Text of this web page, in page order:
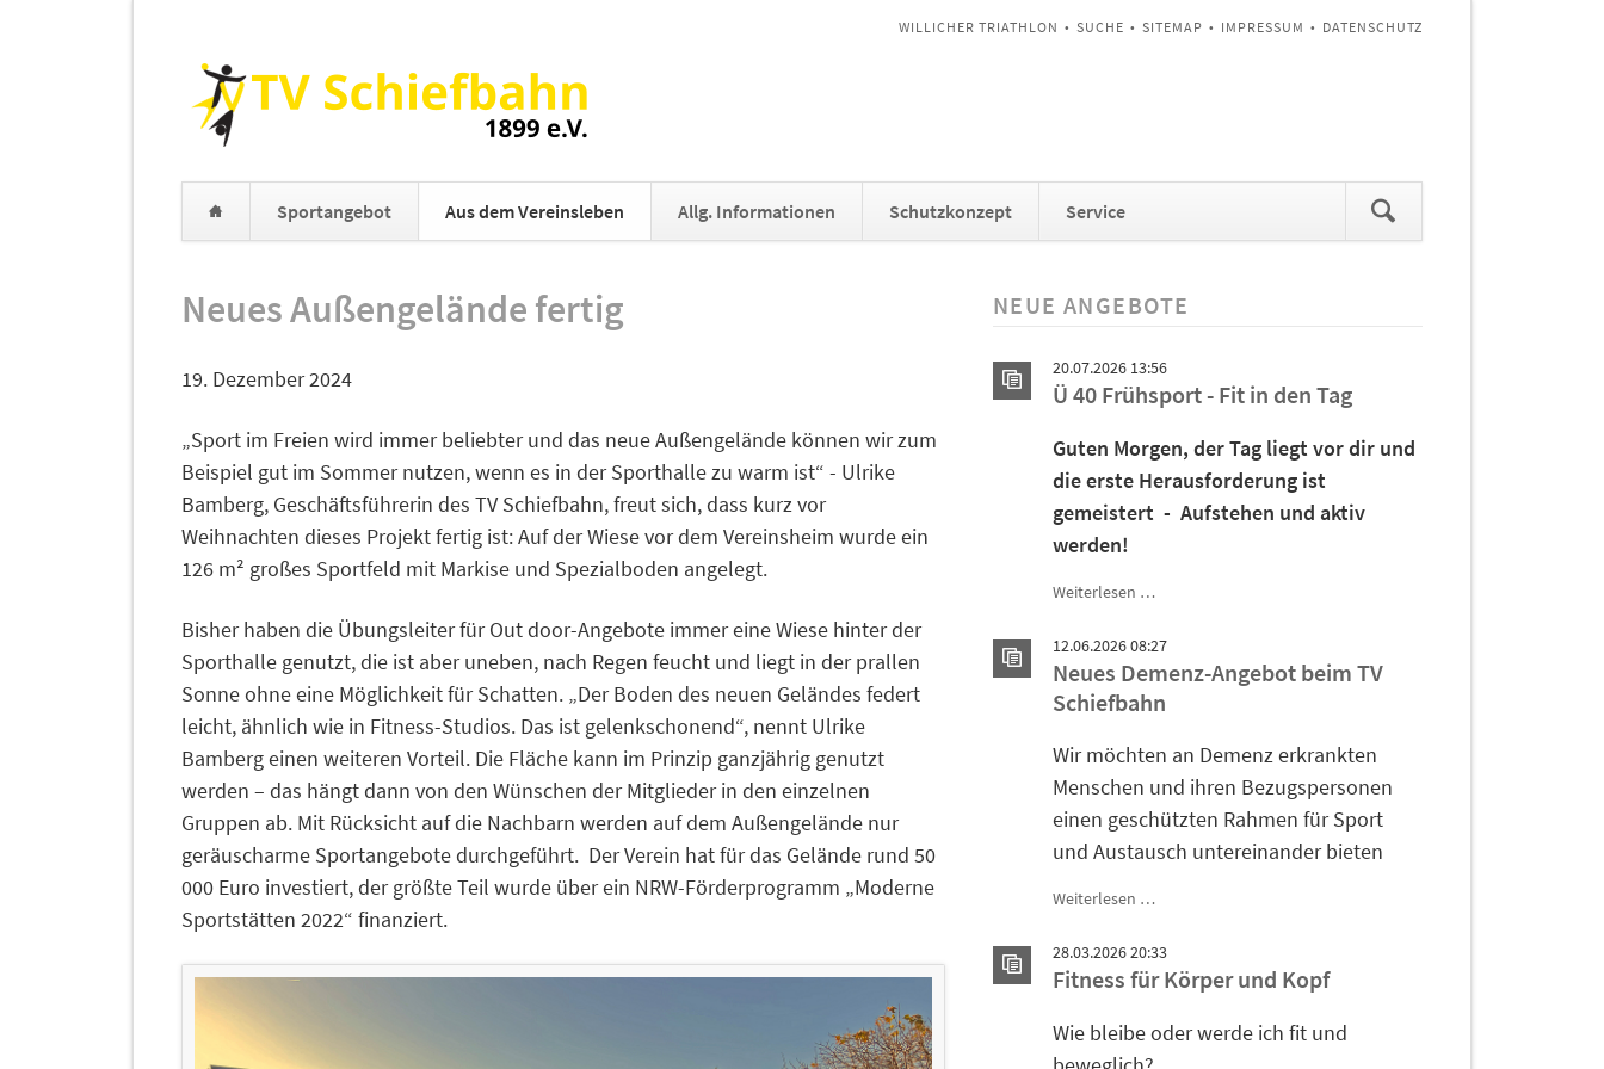
NAVIGATION
WILLICHER TRIATHLON SUCHE SITEMAP IMPRESSUM DATENSCHUTZ
überspringen
Sportangebot Aus dem Vereinsleben Allg. Informationen Schutzkonzept Service
Neues Außengelände fertig
19. Dezember 2024
„Sport im Freien wird immer beliebter und das neue Außengelände können wir zum
Beispiel gut im Sommer nutzen, wenn es in der Sporthalle zu warm ist“ - Ulrike
Bamberg, Geschäftsführerin des TV Schiefbahn, freut sich, dass kurz vor
Weihnachten dieses Projekt fertig ist: Auf der Wiese vor dem Vereinsheim wurde ein
126 m² großes Sportfeld mit Markise und Spezialboden angelegt.
Bisher haben die Übungsleiter für Out door-Angebote immer eine Wiese hinter der
Sporthalle genutzt, die ist aber uneben, nach Regen feucht und liegt in der prallen
Sonne ohne eine Möglichkeit für Schatten. „Der Boden des neuen Geländes federt
leicht, ähnlich wie in Fitness-Studios. Das ist gelenkschonend“, nennt Ulrike
Bamberg einen weiteren Vorteil. Die Fläche kann im Prinzip ganzjährig genutzt
werden – das hängt dann von den Wünschen der Mitglieder in den einzelnen
Gruppen ab. Mit Rücksicht auf die Nachbarn werden auf dem Außengelände nur
geräuscharme Sportangebote durchgeführt. Der Verein hat für das Gelände rund 50
000 Euro investiert, der größte Teil wurde über ein NRW-Förderprogramm „Moderne
Sportstätten 2022“ finanziert.
NEUE ANGEBOTE
20.07.2026 13:56
Ü 40 Frühsport - Fit in den Tag
Guten Morgen, der Tag liegt vor dir und
die erste Herausforderung ist
gemeistert - Aufstehen und aktiv
werden!
Weiterlesen …
Frühsport
-
in
Tag
12.06.2026 08:27
Neues Demenz-Angebot beim TV
Schiefbahn
Wir möchten an Demenz erkrankten
Menschen und ihren Bezugspersonen
einen geschützten Rahmen für Sport
und Austausch untereinander bieten
Weiterlesen …Neues
Angebot
beim
Schiefbahn
28.03.2026 20:33
Fitness für Körper und Kopf
Wie bleibe oder werde ich fit und